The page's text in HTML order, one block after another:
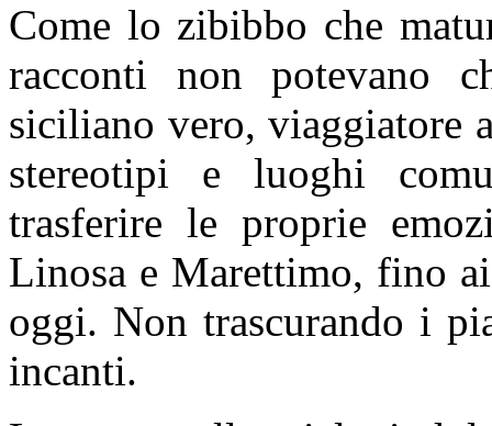
Come lo zibibbo che
racconti non potevano
siciliano vero, viaggiatore
stereotipi e luoghi
trasferire le proprie
Linosa e Marettimo, fino
oggi. Non trascurando i
incanti.